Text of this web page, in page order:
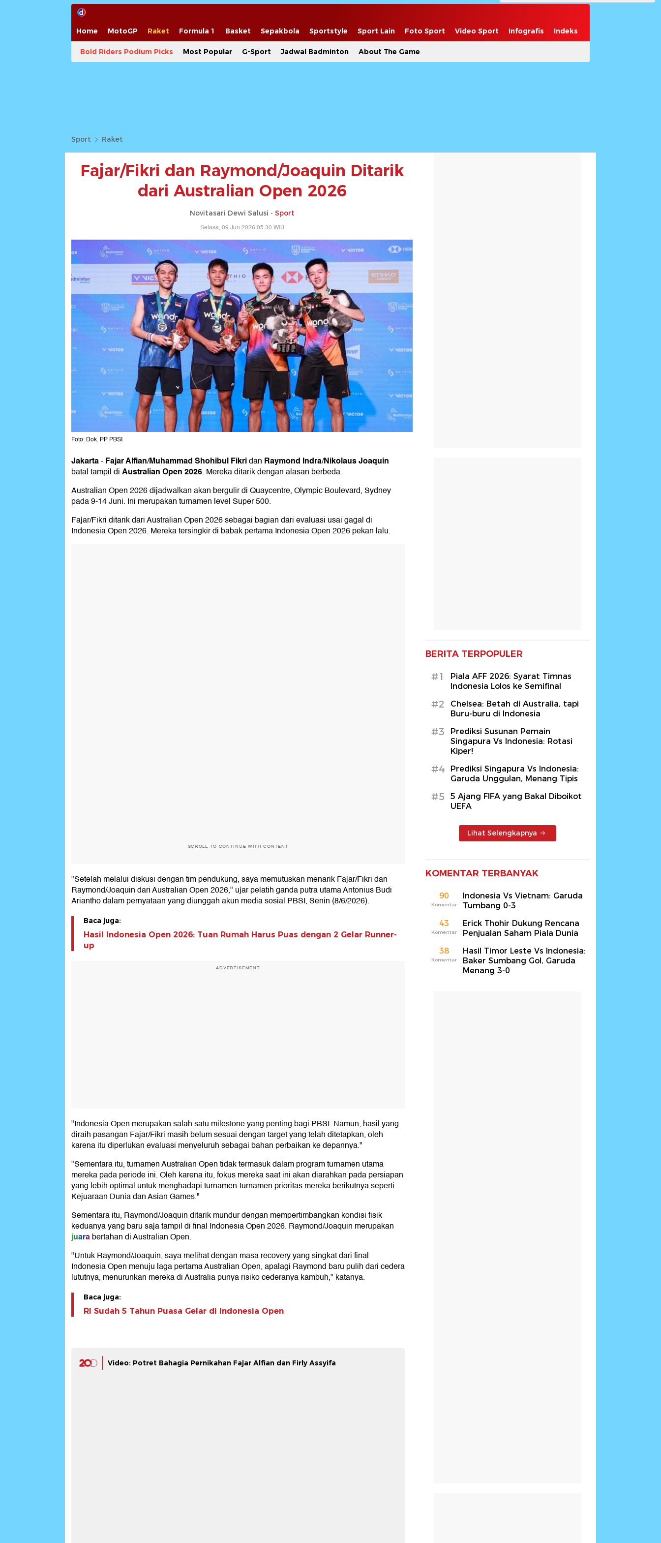
Home MotoGP Raket Formula 1 Basket Sepakbola Sportstyle Sport Lain Foto Sport Video Sport Infografis Indeks
Bold Riders Podium Picks Most Popular G-Sport Jadwal Badminton About The Game
Sport Raket
Fajar/Fikri dan Raymond/Joaquin Ditarik
dari Australian Open 2026
Novitasari Dewi Salusi - Sport
Selasa, 09 Jun 2026 05:30 WIB
Foto: Dok. PP PBSI
Jakarta-Fajar Alfian/Muhammad Shohibul Fikridan Raymond Indra/Nikolaus Joaquin
batal tampil diAustralian Open 2026. Mereka ditarik dengan alasan berbeda.
Australian Open 2026 dijadwalkan akan bergulir di Quaycentre, Olympic Boulevard, Sydney
pada 9-14 Juni. Ini merupakan turnamen level Super 500.
Fajar/Fikri ditarik dari Australian Open 2026 sebagai bagian dari evaluasi usai gagal di
Indonesia Open 2026. Mereka tersingkir di babak pertama Indonesia Open 2026 pekan lalu.
SCROLL TO CONTINUE WITH CONTENT
"Setelah melalui diskusi dengan tim pendukung, saya memutuskan menarik Fajar/Fikri dan
Raymond/Joaquin dari Australian Open 2026," ujar pelatih ganda putra utama Antonius Budi
Ariantho dalam pernyataan yang diunggah akun media sosial PBSI, Senin (8/6/2026).
Baca juga:
Hasil Indonesia Open 2026: Tuan Rumah Harus Puas dengan 2 Gelar Runner-
up
ADVERTISEMENT
"Indonesia Open merupakan salah satu milestone yang penting bagi PBSI. Namun, hasil yang
diraih pasangan Fajar/Fikri masih belum sesuai dengan target yang telah ditetapkan, oleh
karena itu diperlukan evaluasi menyeluruh sebagai bahan perbaikan ke depannya."
"Sementara itu, turnamen Australian Open tidak termasuk dalam program turnamen utama
mereka pada periode ini. Oleh karena itu, fokus mereka saat ini akan diarahkan pada persiapan
yang lebih optimal untuk menghadapi turnamen-turnamen prioritas mereka berikutnya seperti
Kejuaraan Dunia dan Asian Games."
Sementara itu, Raymond/Joaquin ditarik mundur dengan mempertimbangkan kondisi fisik
keduanya yang baru saja tampil di final Indonesia Open 2026. Raymond/Joaquin merupakan
juarabertahan di Australian Open.
"Untuk Raymond/Joaquin, saya melihat dengan masa recovery yang singkat dari final
Indonesia Open menuju laga pertama Australian Open, apalagi Raymond baru pulih dari cedera
lututnya, menurunkan mereka di Australia punya risiko cederanya kambuh," katanya.
Baca juga:
RI Sudah 5 Tahun Puasa Gelar di Indonesia Open
Video: Potret Bahagia Pernikahan Fajar Alfian dan Firly Assyifa
BERITA TERPOPULER
#1
Piala AFF 2026: Syarat Timnas
Indonesia Lolos ke Semifinal
#2
Chelsea: Betah di Australia, tapi
Buru-buru di Indonesia
#3
Prediksi Susunan Pemain
Singapura Vs Indonesia: Rotasi
Kiper!
#4
Prediksi Singapura Vs Indonesia:
Garuda Unggulan, Menang Tipis
#5
5 Ajang FIFA yang Bakal Diboikot
UEFA
Lihat Selengkapnya
KOMENTAR TERBANYAK
90
Komentar
Indonesia Vs Vietnam: Garuda
Tumbang 0-3
43
Komentar
Erick Thohir Dukung Rencana
Penjualan Saham Piala Dunia
38
Komentar
Hasil Timor Leste Vs Indonesia:
Baker Sumbang Gol, Garuda
Menang 3-0